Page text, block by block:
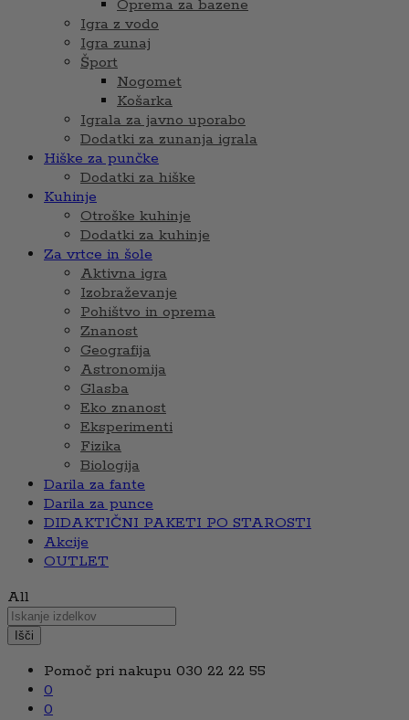
Oprema za bazene
Igra z vodo
Igra zunaj
Šport
Nogomet
Košarka
Igrala za javno uporabo
Dodatki za zunanja igrala
Hiške za punčke
Dodatki za hiške
Kuhinje
Otroške kuhinje
Dodatki za kuhinje
Za vrtce in šole
Aktivna igra
Izobraževanje
Pohištvo in oprema
Znanost
Geografija
Astronomija
Glasba
Eko znanost
Eksperimenti
Fizika
Biologija
Darila za fante
Darila za punce
DIDAKTIČNI PAKETI PO STAROSTI
Akcije
OUTLET
All
Išči
Pomoč pri nakupu 030 22 22 55
0
0